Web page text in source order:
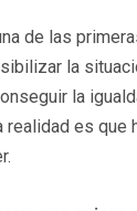
de las
la
la
es